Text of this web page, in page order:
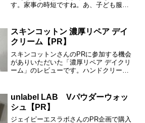
す。家事の時短ですね。あ、子ども服だ
今に至ります。服を減らすコツ手持ちの
服が少なければ、１年...
スキンコットン 濃厚リペア デイ
クリーム【PR】
スキンコットンさんのPRに参加する機会
がありいただいた「濃厚リペア デイクリ
ーム」のレビューです。ハンドクリーム
せん。今回のはどうなのか、早速いって
みましょ～。まずはシ...
unlabel LAB Vパウダーウォッ
シュ【PR】
ジェイピーエスラボさんのPR企画で購入